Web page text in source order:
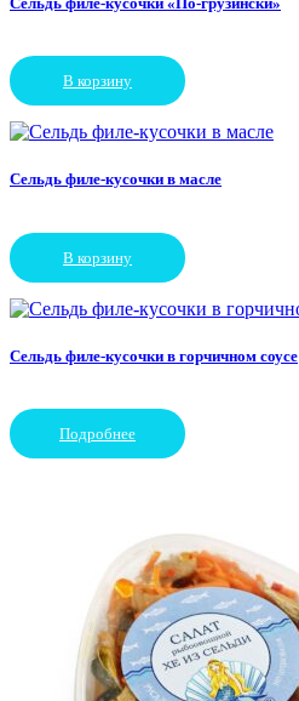
В корзину
Сельдь филе-кусочки в масле
В корзину
Сельдь филе-кусочки в горчичном соусе
Подробнее